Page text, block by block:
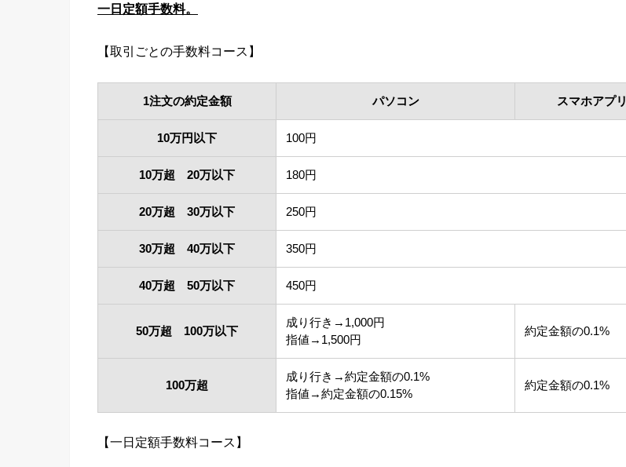
一日定額手数料。
【取引ごとの手数料コース】
1注文の約定金額 パソコン スマホアプリ
10万円以下 100円
10万超 20万以下 180円
20万超 30万以下 250円
30万超 40万以下 350円
40万超 50万以下 450円
50万超 100万以下
成り行き→1,000円
指値→1,500円
約定金額の0.1%
100万超
成り行き→約定金額の0.1%
指値→約定金額の0.15%
約定金額の0.1%
【一日定額手数料コース】